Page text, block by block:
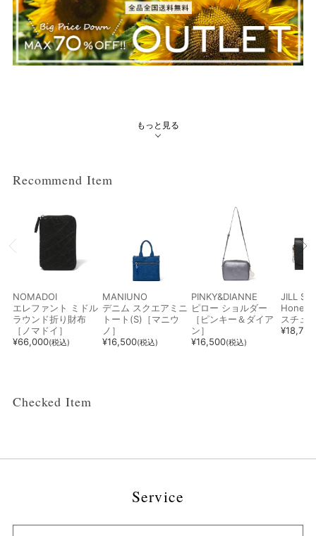
もっと見る
Recommend Item
NOMADOI
エレファント ミドル
ラウンド折り財布
［ノマドイ］
¥66,000(税込)
MANIUNO
デニム スクエアミニ
トート(S)［マニウ
ノ］
¥16,500(税込)
PINKY&DIANNE
ピロー ショルダー
［ピンキー＆ダイア
ン］
¥16,500(税込)
JILL
Honey
スチュ
¥18,700
Checked Item
Service